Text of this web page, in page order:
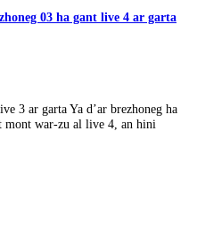
03 ha gant live 4 ar garta
3 ar garta Ya d’ar brezhoneg ha
mont war-zu al live 4, an hini